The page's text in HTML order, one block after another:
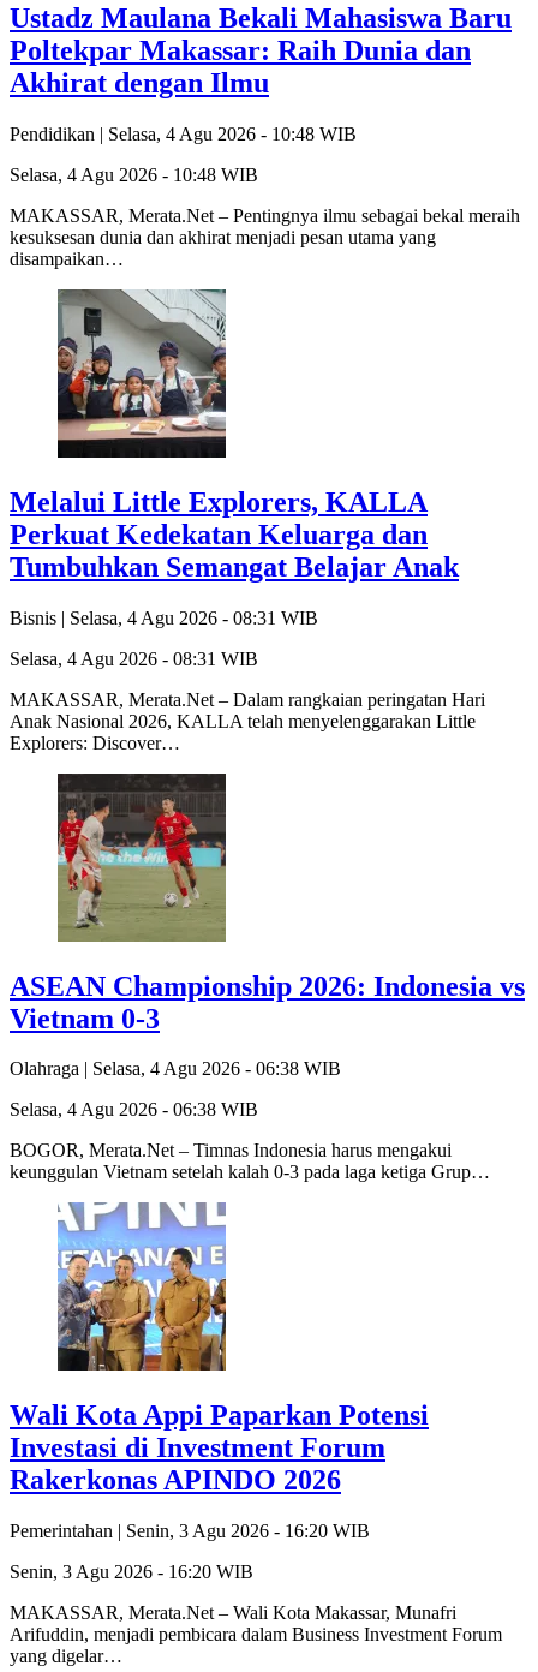
Ustadz Maulana Bekali Mahasiswa Baru
Poltekpar Makassar: Raih Dunia dan
Akhirat dengan Ilmu
Pendidikan | Selasa, 4 Agu 2026 - 10:48 WIB
Selasa, 4 Agu 2026 - 10:48 WIB
MAKASSAR, Merata.Net – Pentingnya ilmu sebagai bekal meraih
kesuksesan dunia dan akhirat menjadi pesan utama yang
disampaikan…
Melalui Little Explorers, KALLA
Perkuat Kedekatan Keluarga dan
Tumbuhkan Semangat Belajar Anak
Bisnis | Selasa, 4 Agu 2026 - 08:31 WIB
Selasa, 4 Agu 2026 - 08:31 WIB
MAKASSAR, Merata.Net – Dalam rangkaian peringatan Hari
Anak Nasional 2026, KALLA telah menyelenggarakan Little
Explorers: Discover…
ASEAN Championship 2026: Indonesia vs
Vietnam 0-3
Olahraga | Selasa, 4 Agu 2026 - 06:38 WIB
Selasa, 4 Agu 2026 - 06:38 WIB
BOGOR, Merata.Net – Timnas Indonesia harus mengakui
keunggulan Vietnam setelah kalah 0-3 pada laga ketiga Grup…
Wali Kota Appi Paparkan Potensi
Investasi di Investment Forum
Rakerkonas APINDO 2026
Pemerintahan | Senin, 3 Agu 2026 - 16:20 WIB
Senin, 3 Agu 2026 - 16:20 WIB
MAKASSAR, Merata.Net – Wali Kota Makassar, Munafri
Arifuddin, menjadi pembicara dalam Business Investment Forum
yang digelar…